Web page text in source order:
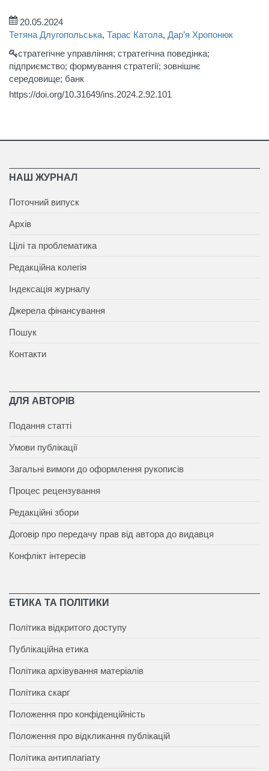
20.05.2024
Тетяна Длугопольська, Тарас Катола, Дар’я Хропонюк
стратегічне управління; стратегічна поведінка;
підприємство; формування стратегії; зовнішнє
середовище; банк
https://doi.org/10.31649/ins.2024.2.92.101
НАШ ЖУРНАЛ
Поточний випуск
Архів
Цілі та проблематика
Редакційна колегія
Індексація журналу
Джерела фінансування
Пошук
Контакти
ДЛЯ АВТОРІВ
Подання статті
Умови публікації
Загальні вимоги до оформлення рукописів
Процес рецензування
Редакційні збори
Договір про передачу прав від автора до видавця
Конфлікт інтересів
ЕТИКА ТА ПОЛІТИКИ
Політика відкритого доступу
Публікаційна етика
Політика архівування матеріалів
Політика скарг
Положення про конфіденційність
Положення про відкликання публікацій
Політика антиплагіату